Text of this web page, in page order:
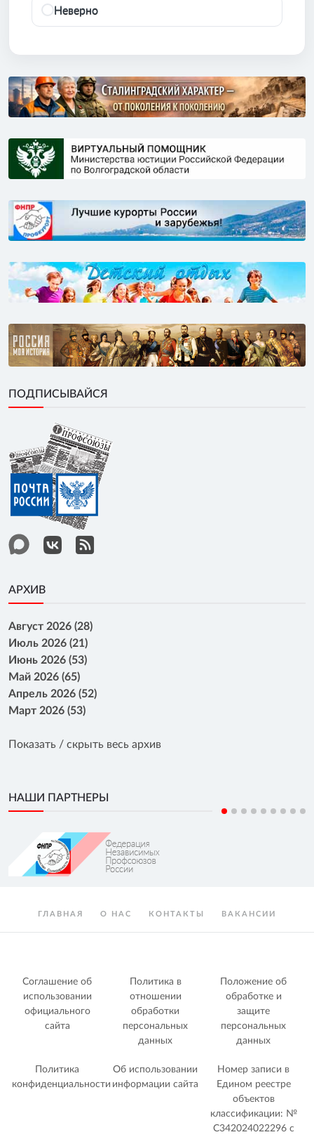
Неверно
ПОДПИСЫВАЙСЯ
АРХИВ
Август 2026 (28)
Июль 2026 (21)
Июнь 2026 (53)
Май 2026 (65)
Апрель 2026 (52)
Март 2026 (53)
Показать / скрыть весь архив
НАШИ ПАРТНЕРЫ
ГЛАВНАЯ О НАС КОНТАКТЫ ВАКАНСИИ
Соглашение об
использовании
официального
сайта
Политика в
отношении
обработки
персональных
данных
Положение об
обработке и
защите
персональных
данных
Политика
конфиденциальности
Об использовании
информации сайта
Номер записи в
Едином реестре
объектов
классификации: №
С342024022296 c